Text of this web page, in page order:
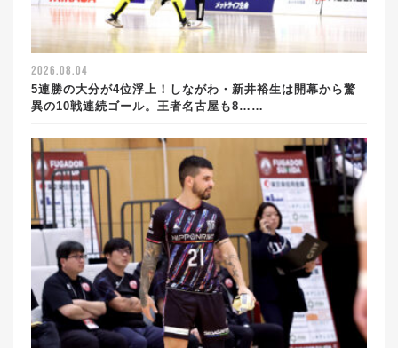
2026.08.04
5連勝の大分が4位浮上！しながわ・新井裕生は開幕から驚
異の10戦連続ゴール。王者名古屋も8……